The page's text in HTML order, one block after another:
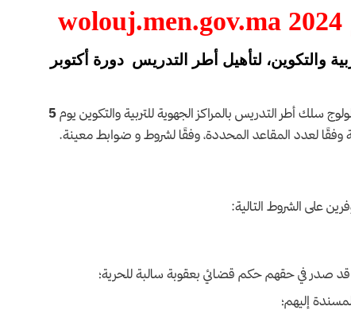
والتكوين، لتأهيل أطر التدريس دورة أكتوبر
سلك أطر التدريس بالمراكز الجهوية للتربية والتكوين يوم 5
لعدد المقاعد المحددة، وفقًا لشروط و ضوابط معينة.
على الشروط التالية:
قد صدر في حقهم حكم قضائي بعقوبة سالبة للحرية؛
إليهم؛